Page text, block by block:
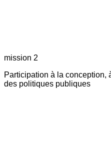
mission 2
Participation à la conception,
des politiques publiques